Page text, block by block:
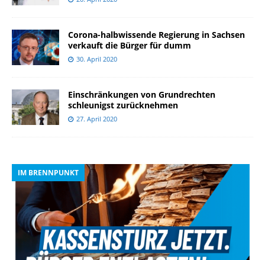
Corona-halbwissende Regierung in Sachsen
verkauft die Bürger für dumm
30. April 2020
Einschränkungen von Grundrechten
schleunigst zurücknehmen
27. April 2020
IM BRENNPUNKT